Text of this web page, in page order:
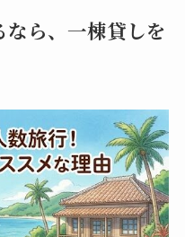
ら、一棟貸しを